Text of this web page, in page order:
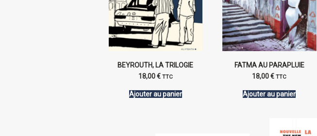
BEYROUTH, LA TRILOGIE
18,00€ TTC
Ajouter au panier
FATMA AU PARAPLUIE
18,00€ TTC
Ajouter au panier